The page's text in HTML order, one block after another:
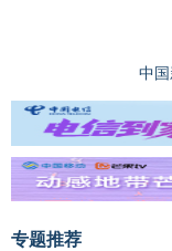
中
专题推荐